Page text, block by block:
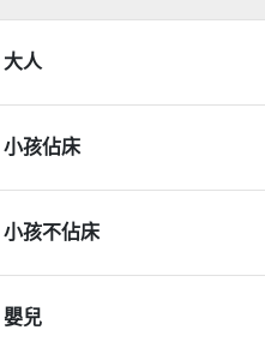
大人
小孩佔床
小孩不佔床
嬰兒